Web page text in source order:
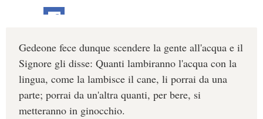
Gedeone fece dunque scendere la gente all'acqua e il
Signore gli disse: Quanti lambiranno l'acqua con la
lingua, come la lambisce il cane, li porrai da una
parte; porrai da un'altra quanti, per bere, si
metteranno in ginocchio.